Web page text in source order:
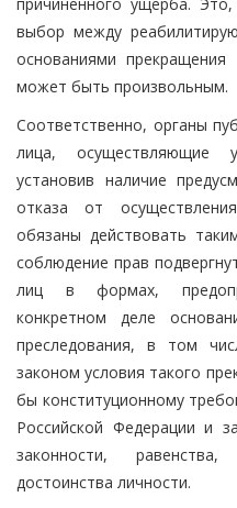
выбор между
основаниями прекращения
может быть произвольным.
Соответственно, органы
лица, осуществляющие
установив наличие
отказа от
обязаны действовать
соблюдение прав
лиц в формах,
конкретном деле
преследования, в том
законом условия такого
бы конституционному
Российской Федерации и
законности,
достоинства личности.